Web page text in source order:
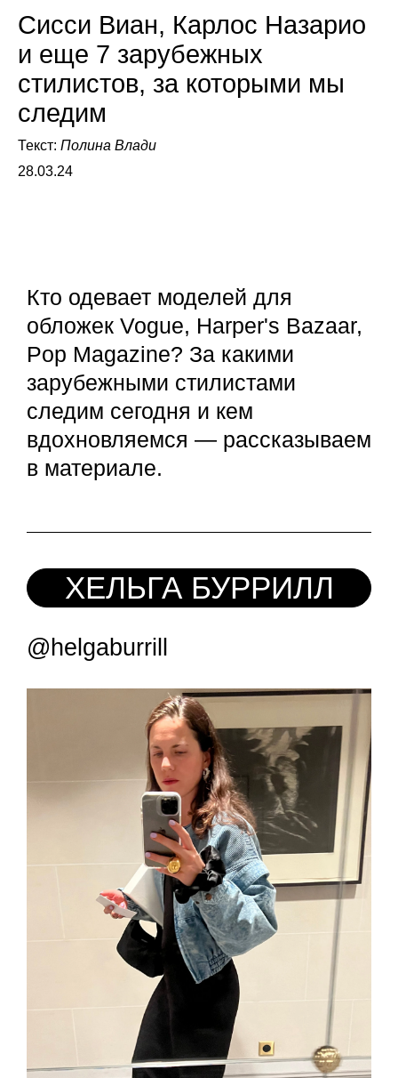
Сисси Виан, Карлос Назарио
и еще 7 зарубежных
стилистов, за которыми мы
следим
Текст: Полина Влади
28.03.24
Кто одевает моделей для
обложек Vogue, Harper's Bazaar,
Pop Magazine? За какими
зарубежными стилистами
следим сегодня и кем
вдохновляемся — рассказываем
в материале.
ХЕЛЬГА БУРРИЛЛ
@helgaburrill